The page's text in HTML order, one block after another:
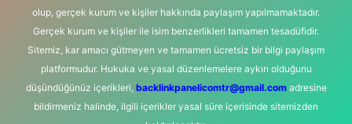
olup, gerçek kurum ve kişiler hakkında paylaşım yapılmamaktadır.
Gerçek kurum ve kişiler ile isim benzerlikleri tamamen tesadüfidir.
Sitemiz, kar amacı gütmeyen ve tamamen ücretsiz bir bilgi paylaşım
platformudur. Hukuka ve yasal düzenlemelere aykırı olduğunu
düşündüğünüz içerikleri, backlinkpanelicomtr@gmail.comadresine
bildirmeniz halinde, ilgili içerikler yasal süre içerisinde sitemizden